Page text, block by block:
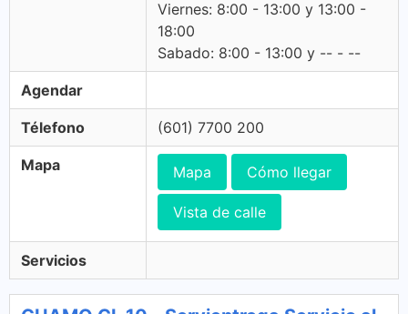
Viernes: 8:00 - 13:00 y 13:00 -
18:00
Sabado: 8:00 - 13:00 y -- - --
Agendar
Télefono (601) 7700 200
Mapa Mapa Cómo llegar
Vista de calle
Servicios